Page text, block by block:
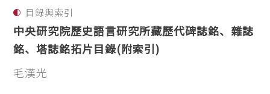
目錄與索引
中央研究院歷史語言研究所藏歷代碑誌銘、雜誌
銘、塔誌銘拓片目錄(附索引)
毛漢光